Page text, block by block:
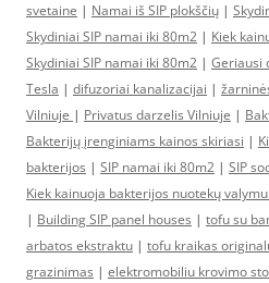
svetaine | Namai iš SIP plokščių |
Skydiniai SIP namai iki 80m2 | Kiek
Skydiniai SIP namai iki 80m2 | Geriausi
Tesla | difuzoriai kanalizacijai |
Vilniuje | Privatus darzelis Vilniuje |
Bakterijų įrenginiams kainos skiriasi |
bakterijos | SIP namai iki 80m2 | SIP
Kiek kainuoja bakterijos nuotekų valymui
| Building SIP panel houses | tofu su
arbatos ekstraktu | tofu kraikas
grazinimas | elektromobiliu krovimo